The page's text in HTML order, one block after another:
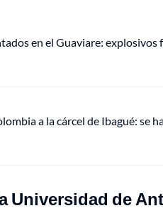
en el Guaviare:
a la cárcel de Ibagué: se
Universidad de